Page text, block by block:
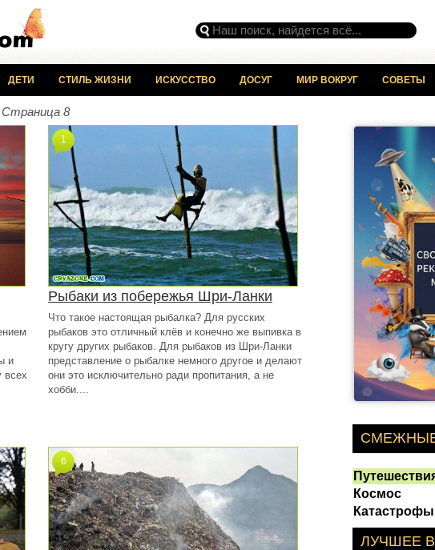
ДЕТИ СТИЛЬ ЖИЗНИ ИСКУССТВО ДОСУГ МИР ВОКРУГ СОВЕТЫ
Страница 8
и
всех
Рыбаки из побережья Шри-Ланки
Что такое настоящая рыбалка? Для русских
рыбаков это отличный клёв и конечно же выпивка в
кругу других рыбаков. Для рыбаков из Шри-Ланки
представление о рыбалке немного другое и делают
они это исключительно ради пропитания, а не
хобби....
1
6
Космос
Катастрофы
ЛУЧШЕЕ